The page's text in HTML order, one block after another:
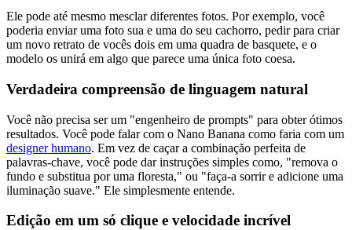
Ele pode até mesmo mesclar diferentes fotos. Por exemplo, você
poderia enviar uma foto sua e uma do seu cachorro, pedir para criar
um novo retrato de vocês dois em uma quadra de basquete, e o
modelo os unirá em algo que parece uma única foto coesa.
Verdadeira compreensão de linguagem natural
Você não precisa ser um "engenheiro de prompts" para obter ótimos
resultados. Você pode falar com o Nano Banana como faria com um
designer humano. Em vez de caçar a combinação perfeita de
palavras-chave, você pode dar instruções simples como, "remova o
fundo e substitua por uma floresta," ou "faça-a sorrir e adicione uma
iluminação suave." Ele simplesmente entende.
Edição em um só clique e velocidade incrível